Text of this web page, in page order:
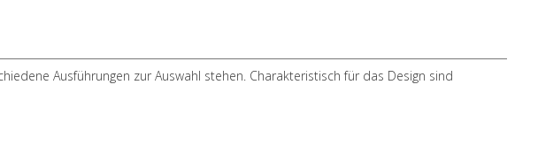
Ausführungen zur Auswahl stehen. Charakteristisch für das Design sind